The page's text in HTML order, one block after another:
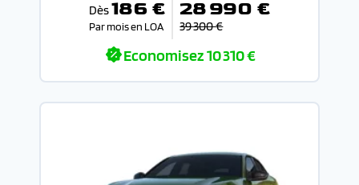
Dès186 €
Par mois en LOA
28 990 €
39 300 €
Economisez10 310 €